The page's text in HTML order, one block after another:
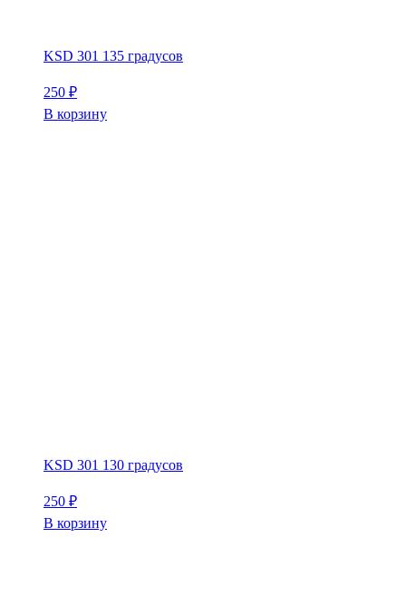
KSD 301 135 градусов
250 ₽
В корзину
KSD 301 130 градусов
250 ₽
В корзину